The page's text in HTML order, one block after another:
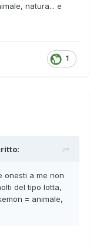
natura... e
1
onesti a me non
del tipo lotta,
= animale,